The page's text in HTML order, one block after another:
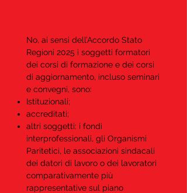
No, ai sensi dell’Accordo Stato
Regioni 2025 i soggetti formatori
dei corsi di formazione e dei corsi
di aggiornamento, incluso seminari
e convegni, sono:
Istituzionali;
accreditati;
altri soggetti: i fondi
interprofessionali, gli Organismi
Paritetici, le associazioni sindacali
dei datori di lavoro o dei lavoratori
comparativamente più
rappresentative sul piano